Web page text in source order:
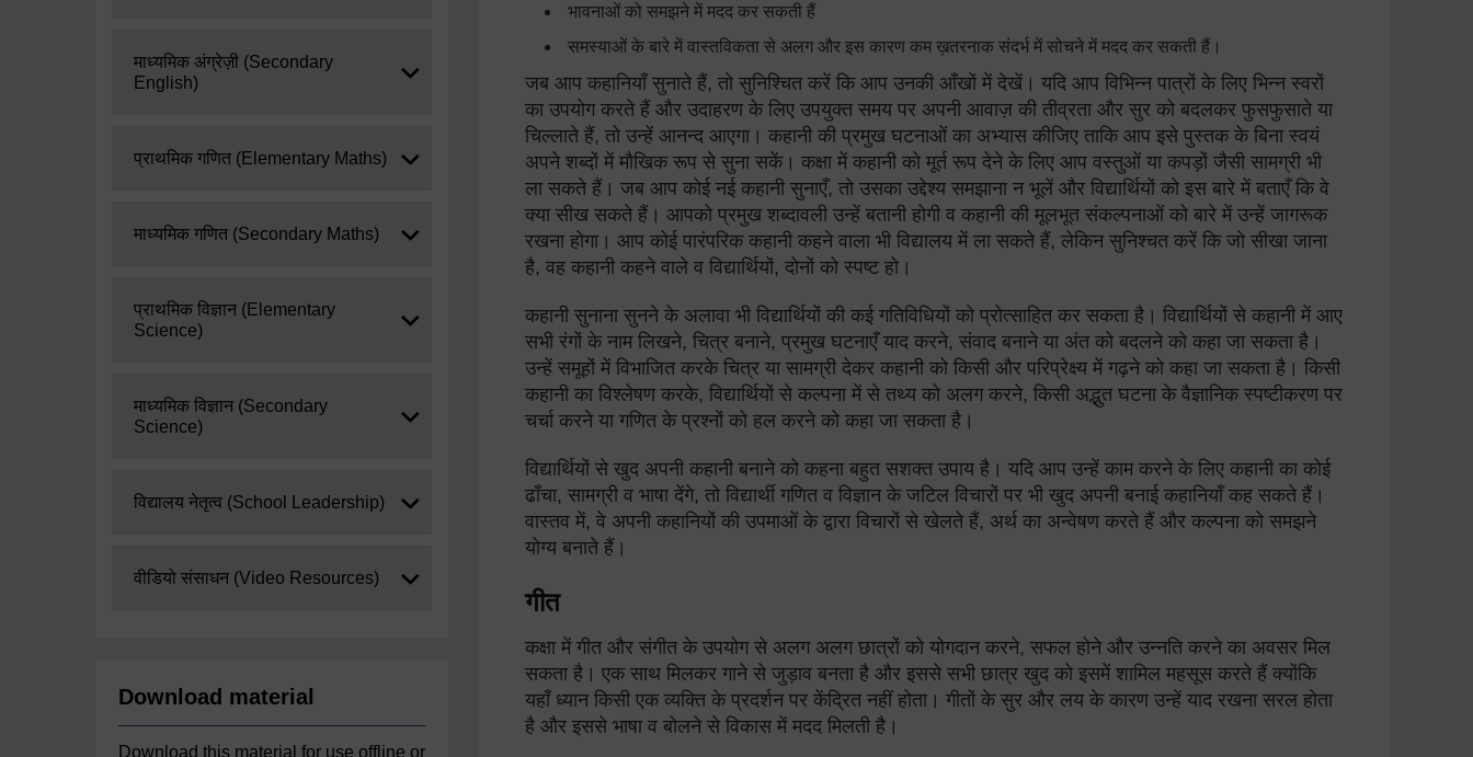
Expand
माध्यमिक अंग्रेज़ी (Secondary
English)
Expand
प्राथमिक गणित (Elementary Maths)
Expand
माध्यमिक गणित (Secondary Maths)
Expand
प्राथमिक विज्ञान (Elementary
Science)
Expand
माध्यमिक विज्ञान (Secondary
Science)
Expand
विद्यालय नेतृत्व (School Leadership)
Expand
वीडियो संसाधन (Video Resources)
Download material
Download this material for use offline or
भावनाओं को समझने में मदद कर सकती हैं
समस्याओं के बारे में वास्तविकता से अलग और इस कारण कम ख़तरनाक संदर्भ में सोचने में मदद कर सकती हैं।
जब आप कहानियाँ सुनाते हैं, तो सुनिश्चित करें कि आप उनकी आँखों में देखें। यदि आप विभिन्न पात्रों के लिए भिन्न स्वरों
का उपयोग करते हैं और उदाहरण के लिए उपयुक्त समय पर अपनी आवाज़ की तीव्रता और सुर को बदलकर फुसफुसाते या
चिल्लाते हैं, तो उन्हें आनन्द आएगा। कहानी की प्रमुख घटनाओं का अभ्यास कीजिए ताकि आप इसे पुस्तक के बिना स्वयं
अपने शब्दों में मौखिक रूप से सुना सकें। कक्षा में कहानी को मूर्त रूप देने के लिए आप वस्तुओं या कपड़ों जैसी सामग्री भी
ला सकते हैं। जब आप कोई नई कहानी सुनाएँ, तो उसका उद्देश्य समझाना न भूलें और विद्यार्थियों को इस बारे में बताएँ कि वे
क्या सीख सकते हैं। आपको प्रमुख शब्दावली उन्हें बतानी होगी व कहानी की मूलभूत संकल्पनाओं को बारे में उन्हें जागरूक
रखना होगा। आप कोई पारंपरिक कहानी कहने वाला भी विद्यालय में ला सकते हैं, लेकिन सुनिश्चत करें कि जो सीखा जाना
है, वह कहानी कहने वाले व विद्यार्थियों, दोनों को स्पष्ट हो।
कहानी सुनाना सुनने के अलावा भी विद्यार्थियों की कई गतिविधियों को प्रोत्साहित कर सकता है। विद्यार्थियों से कहानी में आए
सभी रंगों के नाम लिखने, चित्र बनाने, प्रमुख घटनाएँ याद करने, संवाद बनाने या अंत को बदलने को कहा जा सकता है।
उन्हें समूहों में विभाजित करके चित्र या सामग्री देकर कहानी को किसी और परिप्रेक्ष्य में गढ़ने को कहा जा सकता है। किसी
कहानी का विश्लेषण करके, विद्यार्थियों से कल्पना में से तथ्य को अलग करने, किसी अद्भुत घटना के वैज्ञानिक स्पष्टीकरण पर
चर्चा करने या गणित के प्रश्नों को हल करने को कहा जा सकता है।
विद्यार्थियों से खुद अपनी कहानी बनाने को कहना बहुत सशक्त उपाय है। यदि आप उन्हें काम करने के लिए कहानी का कोई
ढाँचा, सामग्री व भाषा देंगे, तो विद्यार्थी गणित व विज्ञान के जटिल विचारों पर भी खुद अपनी बनाई कहानियाँ कह सकते हैं।
वास्तव में, वे अपनी कहानियों की उपमाओं के द्वारा विचारों से खेलते हैं, अर्थ का अन्वेषण करते हैं और कल्पना को समझने
योग्य बनाते हैं।
गीत
कक्षा में गीत और संगीत के उपयोग से अलग अलग छात्रों को योगदान करने, सफल होने और उन्नति करने का अवसर मिल
सकता है। एक साथ मिलकर गाने से जुड़ाव बनता है और इससे सभी छात्र खुद को इसमें शामिल महसूस करते हैं क्योंकि
यहाँ ध्यान किसी एक व्यक्ति के प्रदर्शन पर केंद्रित नहीं होता। गीतों के सुर और लय के कारण उन्हें याद रखना सरल होता
है और इससे भाषा व बोलने से विकास में मदद मिलती है।